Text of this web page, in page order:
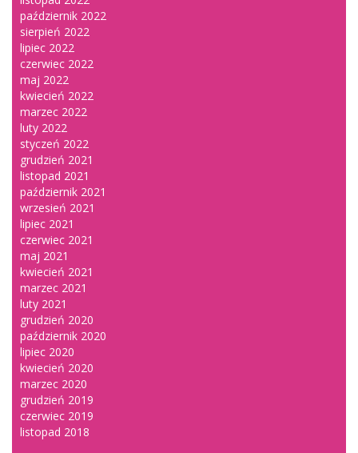
październik 2022
sierpień 2022
lipiec 2022
czerwiec 2022
maj 2022
kwiecień 2022
marzec 2022
luty 2022
styczeń 2022
grudzień 2021
listopad 2021
październik 2021
wrzesień 2021
lipiec 2021
czerwiec 2021
maj 2021
kwiecień 2021
marzec 2021
luty 2021
grudzień 2020
październik 2020
lipiec 2020
kwiecień 2020
marzec 2020
grudzień 2019
czerwiec 2019
listopad 2018